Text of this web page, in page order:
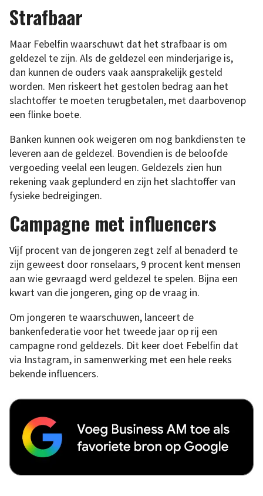
Strafbaar
Maar Febelfin waarschuwt dat het strafbaar is om
geldezel te zijn. Als de geldezel een minderjarige is,
dan kunnen de ouders vaak aansprakelijk gesteld
worden. Men riskeert het gestolen bedrag aan het
slachtoffer te moeten terugbetalen, met daarbovenop
een flinke boete.
Banken kunnen ook weigeren om nog bankdiensten te
leveren aan de geldezel. Bovendien is de beloofde
vergoeding veelal een leugen. Geldezels zien hun
rekening vaak geplunderd en zijn het slachtoffer van
fysieke bedreigingen.
Campagne met influencers
Vijf procent van de jongeren zegt zelf al benaderd te
zijn geweest door ronselaars, 9 procent kent mensen
aan wie gevraagd werd geldezel te spelen. Bijna een
kwart van die jongeren, ging op de vraag in.
Om jongeren te waarschuwen, lanceert de
bankenfederatie voor het tweede jaar op rij een
campagne rond geldezels. Dit keer doet Febelfin dat
via Instagram, in samenwerking met een hele reeks
bekende influencers.